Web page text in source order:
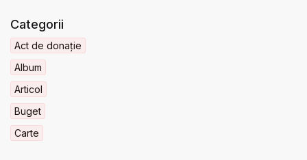
Categorii
Act de donație
Album
Articol
Buget
Carte